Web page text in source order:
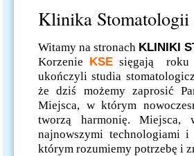
Klinika Stomatologii
Witamy na stronach KLINIKI
Korzenie KSEsięgają roku
ukończyli studia
że dziś możemy zaprosić
Miejsca, w którym
tworzą harmonię. Miejsca,
najnowszymi technologiami
którym rozumiemy potrzebę i